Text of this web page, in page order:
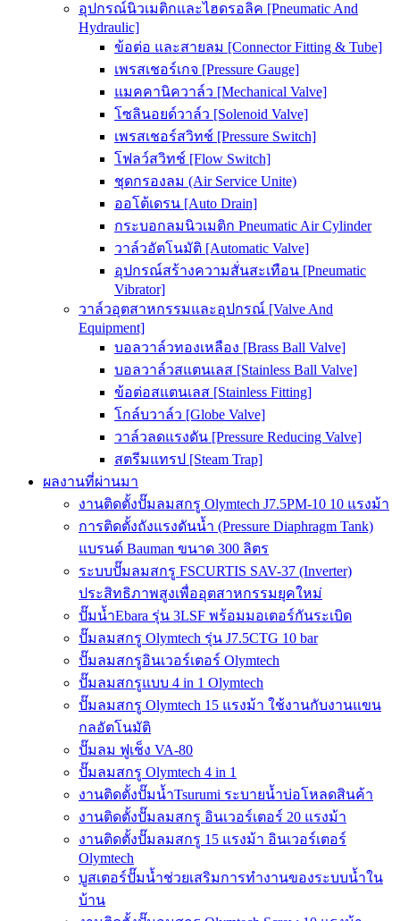
อุปกรณ์นิวเมติกและไฮดรอลิค [Pneumatic And
Hydraulic]
ข้อต่อ และสายลม [Connector Fitting & Tube]
เพรสเชอร์เกจ [Pressure Gauge]
แมคคานิควาล์ว [Mechanical Valve]
โซลินอยด์วาล์ว [Solenoid Valve]
เพรสเชอร์สวิทช์ [Pressure Switch]
โฟลว์สวิทช์ [Flow Switch]
ชุดกรองลม (Air Service Unite)
ออโต้เดรน [Auto Drain]
กระบอกลมนิวเมติก Pneumatic Air Cylinder
วาล์วอัตโนมัติ [Automatic Valve]
อุปกรณ์สร้างความสั่นสะเทือน [Pneumatic
Vibrator]
วาล์วอุตสาหกรรมและอุปกรณ์ [Valve And
Equipment]
บอลวาล์วทองเหลือง [Brass Ball Valve]
บอลวาล์วสแตนเลส [Stainless Ball Valve]
ข้อต่อสแตนเลส [Stainless Fitting]
โกล์บวาล์ว [Globe Valve]
วาล์วลดแรงดัน [Pressure Reducing Valve]
สตรีมแทรป [Steam Trap]
ผลงานที่ผ่านมา
งานติดตั้งปั๊มลมสกรู Olymtech J7.5PM-10 10 แรงม้า
การติดตั้งถังแรงดันน้ำ (Pressure Diaphragm Tank)
แบรนด์ Bauman ขนาด 300 ลิตร
ระบบปั๊มลมสกรู FSCURTIS SAV-37 (Inverter)
ประสิทธิภาพสูงเพื่ออุตสาหกรรมยุคใหม่
ปั๊มน้ำEbara รุ่น 3LSF พร้อมมอเตอร์กันระเบิด
ปั๊มลมสกรู Olymtech รุ่น J7.5CTG 10 bar
ปั๊มลมสกรูอินเวอร์เตอร์ Olymtech
ปั๊มลมสกรูแบบ 4 in 1 Olymtech
ปั๊มลมสกรู Olymtech 15 แรงม้า ใช้งานกับงานแขน
กลอัตโนมัติ
ปั๊มลม ฟูเช็ง VA-80
ปั๊มลมสกรู Olymtech 4 in 1
งานติดตั้งปั๊มน้ำTsurumi ระบายน้ำบ่อโหลดสินค้า
งานติดตั้งปั๊มลมสกรู อินเวอร์เตอร์ 20 แรงม้า
งานติดตั้งปั๊มลมสกรู 15 แรงม้า อินเวอร์เตอร์
Olymtech
บูสเตอร์ปั๊มน้ำช่วยเสริมการทำงานของระบบน้ำใน
บ้าน